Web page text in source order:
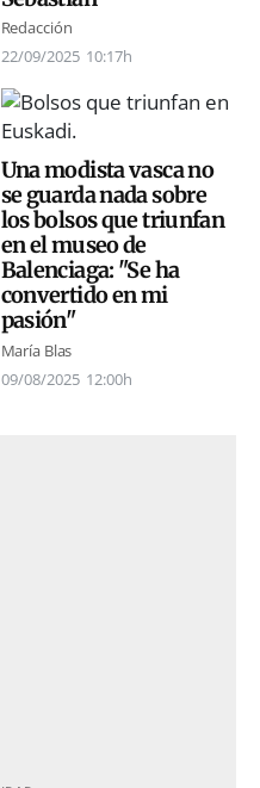
Redacción
22/09/2025 10:17h
Una modista vasca no
se guarda nada sobre
los bolsos que triunfan
en el museo de
Balenciaga: "Se ha
convertido en mi
pasión"
María Blas
09/08/2025 12:00h